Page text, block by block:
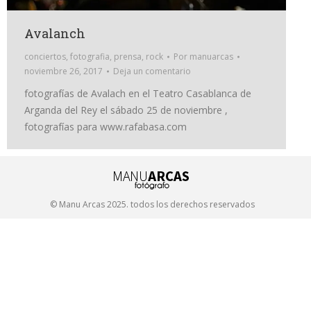
Avalanch
conciertos, fotografia, prensa, rock Por manuarcas
noviembre 26, 2017
Deja un comentario
fotografías de Avalach en el Teatro Casablanca de
Arganda del Rey el sábado 25 de noviembre ,
fotografías para www.rafabasa.com
© Manu Arcas 2025. todos los derechos reservados